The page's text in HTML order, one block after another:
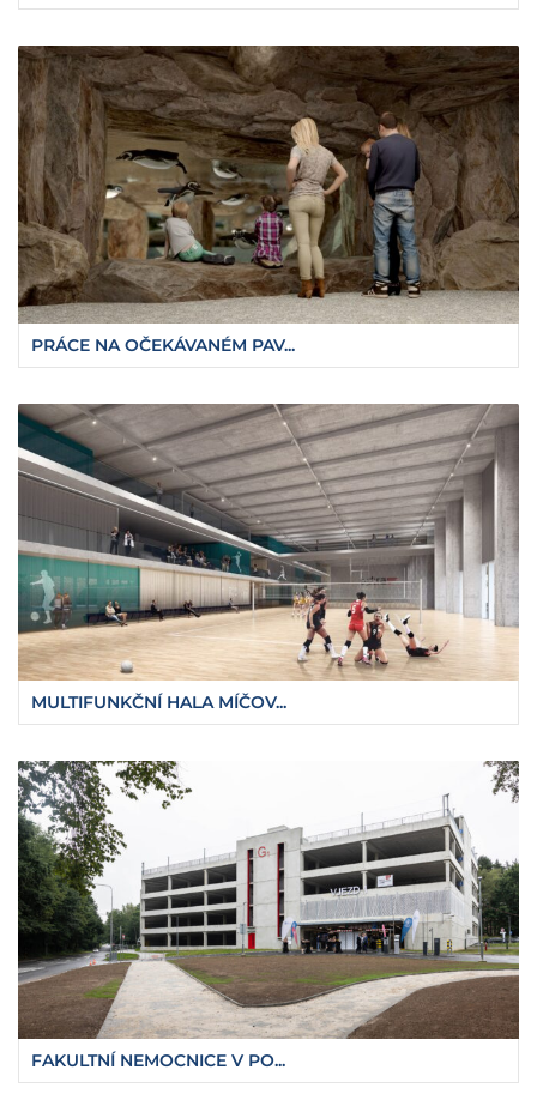
PRÁCE NA OČEKÁVANÉM PAV...
MULTIFUNKČNÍ HALA MÍČOV...
FAKULTNÍ NEMOCNICE V PO...